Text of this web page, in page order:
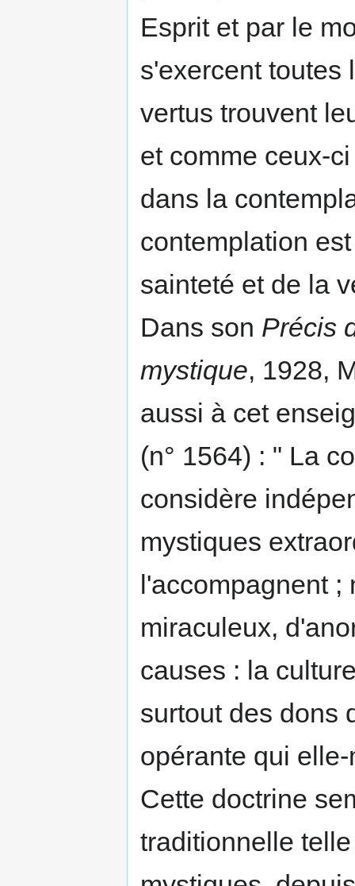
Esprit et par le
s'exercent toutes
vertus trouvent
et comme ceux-
dans la
contemplation
sainteté et de la
Dans son Précis
mystique, 1928,
aussi à cet
(n° 1564) : " La
considère
mystiques
l'accompagnent ;
miraculeux,
causes : la
surtout des dons
opérante qui
Cette doctrine
traditionnelle